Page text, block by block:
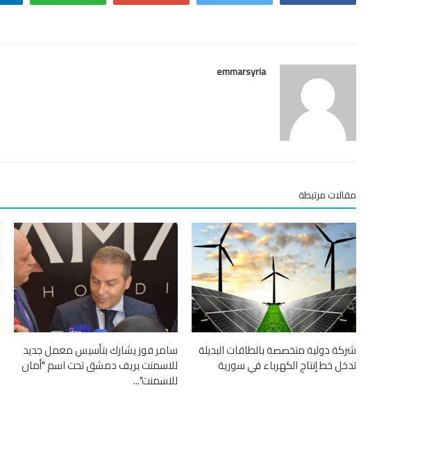
emmarsyria
مقالات مرتبطة
شركة دولية متخصصة بالطاقات البديلة
تدخل خط إنتاج الكهرباء في سورية
سامر فوز يشارك بتأسيس معمل جديد
للاسمنت بريف دمشق تحت اسم "أمان
للاسمنت"...